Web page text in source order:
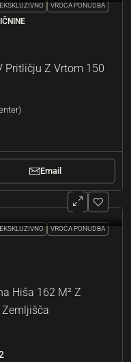
EKSKLUZIVNO VROČA PONUDBA
Pritličju Z Vrtom 150
Email
EKSKLUZIVNO VROČA PONUDBA
Hiša 162 M² Z
Zemljišča